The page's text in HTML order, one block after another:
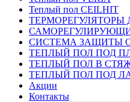
Теплый пол CEILHIT
СИСТЕМА ЗАЩИТЫ
ТЕПЛЫЙ ПОЛ ПОД
ТЕПЛЫЙ ПОЛ В
ТЕПЛЫЙ ПОЛ ПОД
Акции
Контакты